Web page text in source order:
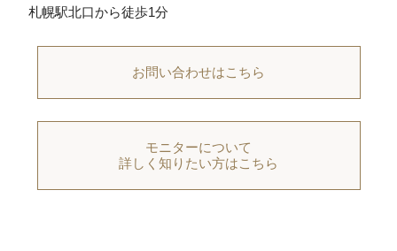
札幌駅北口から徒歩1分
お問い合わせはこちら
モニターについて
詳しく知りたい方はこちら